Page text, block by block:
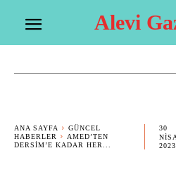
Alevi
ANA SAYFA
GÜNCEL
HABERLER
AMED’TEN
DERSIM’E KADAR HER...
30
2023